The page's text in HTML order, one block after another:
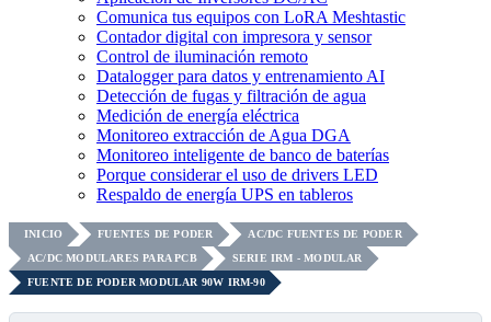
Comunica tus equipos con LoRA Meshtastic
Contador digital con impresora y sensor
Control de iluminación remoto
Datalogger para datos y entrenamiento AI
Detección de fugas y filtración de agua
Medición de energía eléctrica
Monitoreo extracción de Agua DGA
Monitoreo inteligente de banco de baterías
Porque considerar el uso de drivers LED
Respaldo de energía UPS en tableros
INICIO FUENTES DE PODER
AC/DC FUENTES DE PODER
AC/DC MODULARES PARA PCB
SERIE IRM - MODULAR
FUENTE DE PODER MODULAR 90W IRM-90